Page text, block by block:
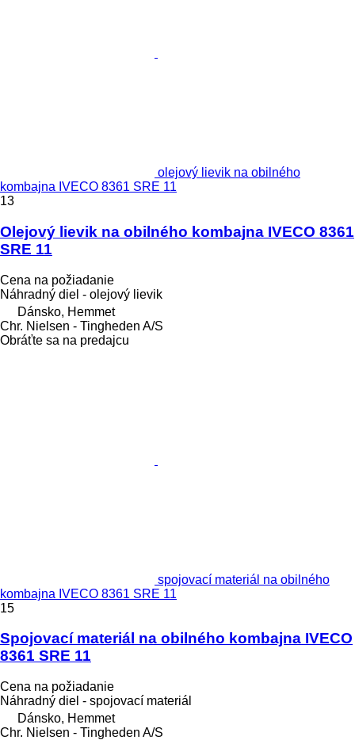
olejový lievik na obilného
kombajna IVECO 8361 SRE 11
13
Olejový lievik na obilného kombajna IVECO 8361
SRE 11
Cena na požiadanie
Náhradný diel - olejový lievik
Dánsko, Hemmet
Chr. Nielsen - Tingheden A/S
Obráťte sa na predajcu
spojovací materiál na obilného
kombajna IVECO 8361 SRE 11
15
Spojovací materiál na obilného kombajna IVECO
8361 SRE 11
Cena na požiadanie
Náhradný diel - spojovací materiál
Dánsko, Hemmet
Chr. Nielsen - Tingheden A/S